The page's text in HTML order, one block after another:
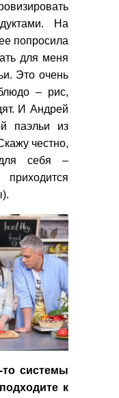
На
попросила
для меня
Это очень
– рис,
И Андрей
паэльи из
честно,
себя –
то системы
к